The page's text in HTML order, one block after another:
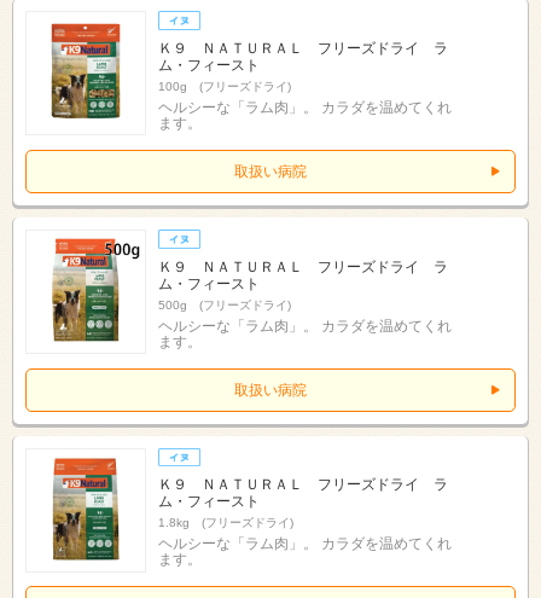
Ｋ９ ＮＡＴＵＲＡＬ フリーズドライ ラ
ム・フィースト
100g (フリーズドライ)
ヘルシーな「ラム肉」。 カラダを温めてくれ
ます。
取扱い病院
Ｋ９ ＮＡＴＵＲＡＬ フリーズドライ ラ
ム・フィースト
500g (フリーズドライ)
ヘルシーな「ラム肉」。 カラダを温めてくれ
ます。
取扱い病院
Ｋ９ ＮＡＴＵＲＡＬ フリーズドライ ラ
ム・フィースト
1.8kg (フリーズドライ)
ヘルシーな「ラム肉」。 カラダを温めてくれ
ます。